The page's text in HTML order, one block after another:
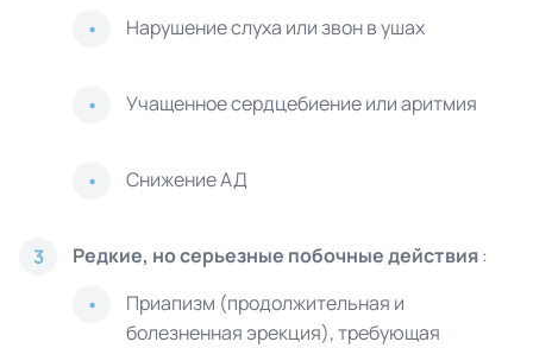
Нарушение слуха или звон в ушах
Учащенное сердцебиение или аритмия
Снижение АД
3 Редкие, но серьезные побочные действия:
Приапизм (продолжительная и
болезненная эрекция), требующая